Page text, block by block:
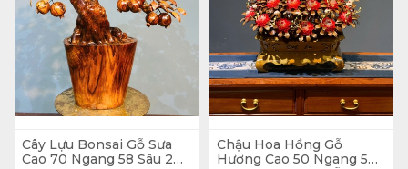
Cây Lựu Bonsai Gỗ Sưa
Cao 70 Ngang 58 Sâu 20
Chậu Hoa Hồng Gỗ
Hương Cao 50 Ngang 50